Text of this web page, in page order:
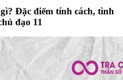
Đặc điểm tính cách, tình
đạo 11